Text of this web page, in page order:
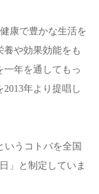
康で豊かな生活を
や効果効能をも
一年を通してもっ
年より提唱し
いうコトバを全国
」と制定していま